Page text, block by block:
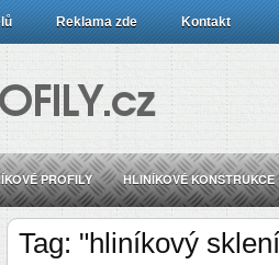
Reklama zde Kontakt
PROFILY HLINÍKOVÉ KONSTRUKCE
Tag: "hliníkový